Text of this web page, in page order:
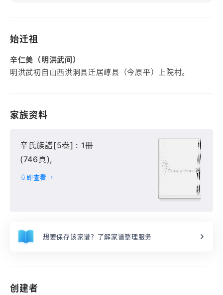
始迁祖
辛仁美（明洪武间）
明洪武初自山西洪洞县迁居崞县（今原平）上院村。
家族资料
辛氏族譜[5卷] : 1冊
(746頁),
立即查看
想要保存该家谱？了解家谱整理服务
创建者